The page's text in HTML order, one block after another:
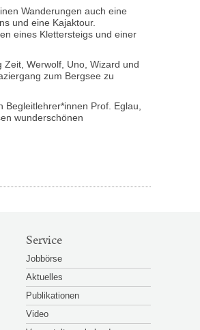
Wanderungen auch eine
und eine Kajaktour.
eines Klettersteigs und einer
Werwolf, Uno, Wizard und
zum Bergsee zu
Prof. Eglau,
wunderschönen
Service
Jobbörse
Aktuelles
Publikationen
Video